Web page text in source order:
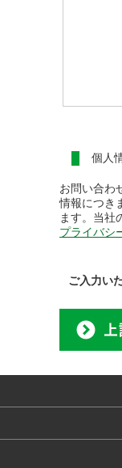
個人
お問い合わ
情報につき
ます。当社
プライバシ
ご入力い